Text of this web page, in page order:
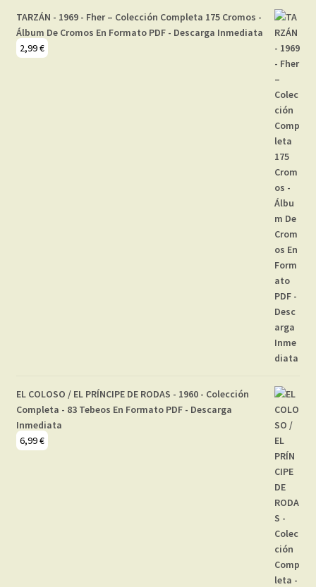
TARZÁN - 1969 - Fher – Colección Completa 175 Cromos -
Álbum De Cromos En Formato PDF - Descarga Inmediata
2,99€
EL COLOSO / EL PRÍNCIPE DE RODAS - 1960 - Colección
Completa - 83 Tebeos En Formato PDF - Descarga
Inmediata
6,99€